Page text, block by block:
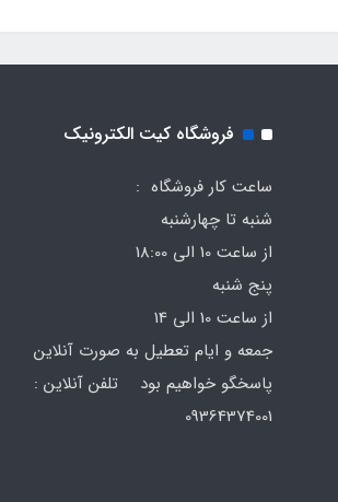
فروشگاه کیت الکترونیک
ساعت کار فروشگاه :
شنبه تا چهارشنبه
از ساعت 10 الی 18:00
پنج شنبه
از ساعت 10 الی 14
جمعه و ایام تعطیل به صورت آنلاین
پاسخگو خواهیم بود تلفن آنلاین :